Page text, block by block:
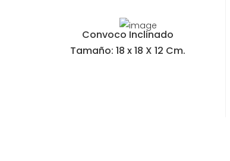
Convoco Inclinado
Tamaño: 18 x 18 X 12 Cm.